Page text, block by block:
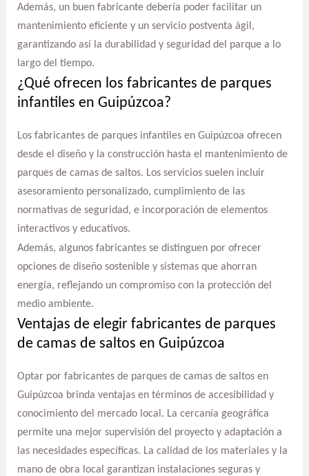
Además, un buen fabricante debería poder facilitar un
mantenimiento eficiente y un servicio postventa ágil,
garantizando así la durabilidad y seguridad del parque a lo
largo del tiempo.
¿Qué ofrecen los fabricantes de parques
infantiles en Guipúzcoa?
Los fabricantes de parques infantiles en Guipúzcoa ofrecen
desde el diseño y la construcción hasta el mantenimiento de
parques de camas de saltos. Los servicios suelen incluir
asesoramiento personalizado, cumplimiento de las
normativas de seguridad, e incorporación de elementos
interactivos y educativos.
Además, algunos fabricantes se distinguen por ofrecer
opciones de diseño sostenible y sistemas que ahorran
energía, reflejando un compromiso con la protección del
medio ambiente.
Ventajas de elegir fabricantes de parques
de camas de saltos en Guipúzcoa
Optar por fabricantes de parques de camas de saltos en
Guipúzcoa brinda ventajas en términos de accesibilidad y
conocimiento del mercado local. La cercanía geográfica
permite una mejor supervisión del proyecto y adaptación a
las necesidades específicas. La calidad de los materiales y la
mano de obra local garantizan instalaciones seguras y